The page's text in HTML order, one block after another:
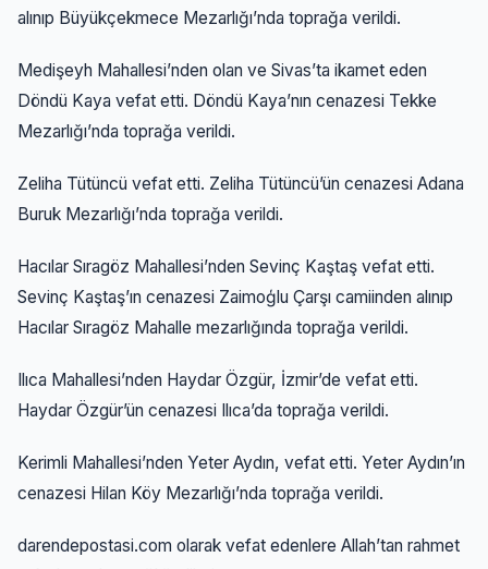
alınıp Büyükçekmece Mezarlığı’nda toprağa verildi.
Medişeyh Mahallesi’nden olan ve Sivas’ta ikamet eden
Döndü Kaya vefat etti. Döndü Kaya’nın cenazesi Tekke
Mezarlığı’nda toprağa verildi.
Zeliha Tütüncü vefat etti. Zeliha Tütüncü’ün cenazesi Adana
Buruk Mezarlığı’nda toprağa verildi.
Hacılar Sıragöz Mahallesi’nden Sevinç Kaştaş vefat etti.
Sevinç Kaştaş’ın cenazesi Zaimoģlu Çarşı camiinden alınıp
Hacılar Sıragöz Mahalle mezarlığında toprağa verildi.
Ilıca Mahallesi’nden Haydar Özgür, İzmir’de vefat etti.
Haydar Özgür’ün cenazesi Ilıca’da toprağa verildi.
Kerimli Mahallesi’nden Yeter Aydın, vefat etti. Yeter Aydın’ın
cenazesi Hilan Köy Mezarlığı’nda toprağa verildi.
darendepostasi.com olarak vefat edenlere Allah’tan rahmet